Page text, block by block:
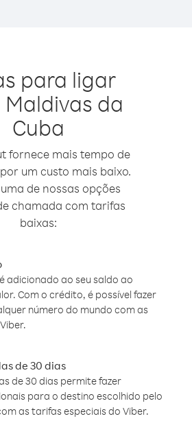
para ligar
da
Cuba
fornece mais tempo de
um custo mais baixo.
de nossas opções
chamada com tarifas
baixas:
adicionado ao seu saldo ao
Com o crédito, é possível fazer
número do mundo com as
de 30 dias
de 30 dias permite fazer
para o destino escolhido pelo
as tarifas especiais do Viber.